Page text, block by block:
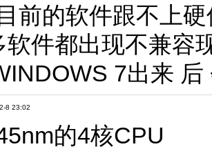
前的软件跟不上
件都出现不兼容
7出来 后
8 23:02
的4核CPU